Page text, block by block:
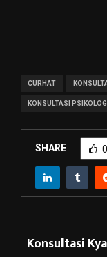
CURHAT
KONSULTASI PSIKOLOGI
SHARE 0
Konsultasi